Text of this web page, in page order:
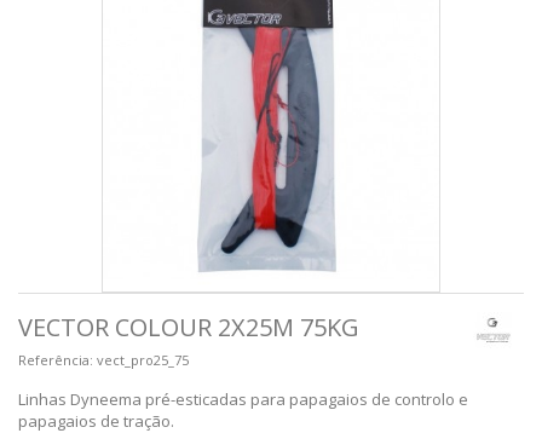
VECTOR COLOUR 2X25M 75KG
Referência: vect_pro25_75
Linhas Dyneema pré-esticadas para papagaios de controlo e
papagaios de tração.